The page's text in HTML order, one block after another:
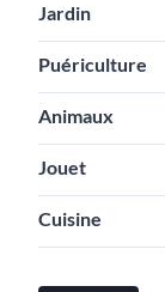
Jardin
Puériculture
Animaux
Jouet
Cuisine